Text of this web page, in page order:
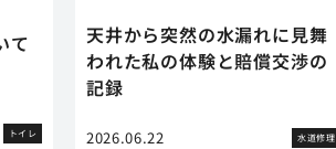
て
トイレ
天井から突然の水漏れに見舞
われた私の体験と賠償交渉の
記録
2026.06.22 水道修理